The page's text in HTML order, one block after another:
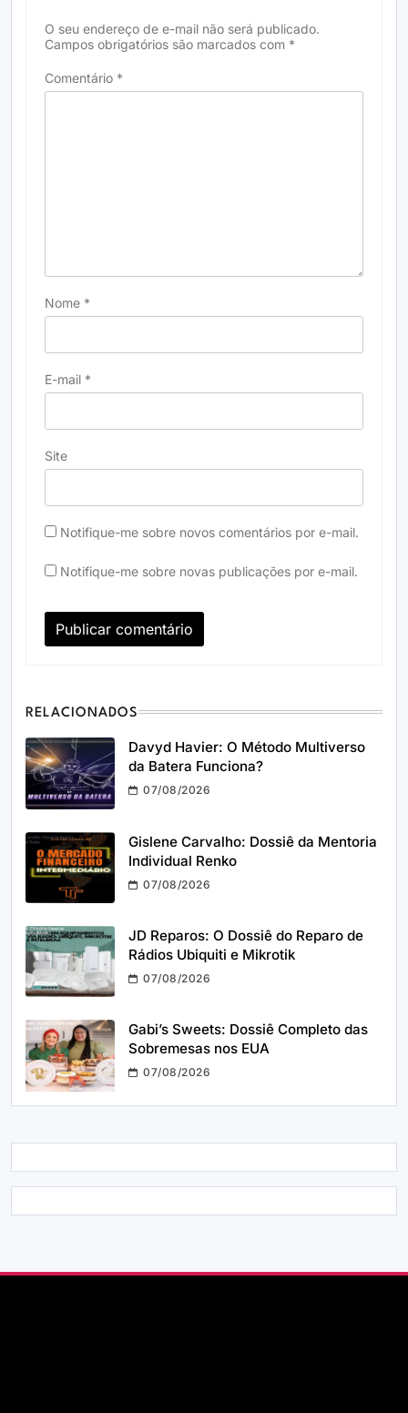
O seu endereço de e-mail não será publicado.
Campos obrigatórios são marcados com *
Comentário *
Nome *
E-mail *
Site
Notifique-me sobre novos comentários por e-mail.
Notifique-me sobre novas publicações por e-mail.
RELACIONADOS
Davyd Havier: O Método Multiverso
da Batera Funciona?
07/08/2026
Gislene Carvalho: Dossiê da Mentoria
Individual Renko
07/08/2026
JD Reparos: O Dossiê do Reparo de
Rádios Ubiquiti e Mikrotik
07/08/2026
Gabi’s Sweets: Dossiê Completo das
Sobremesas nos EUA
07/08/2026